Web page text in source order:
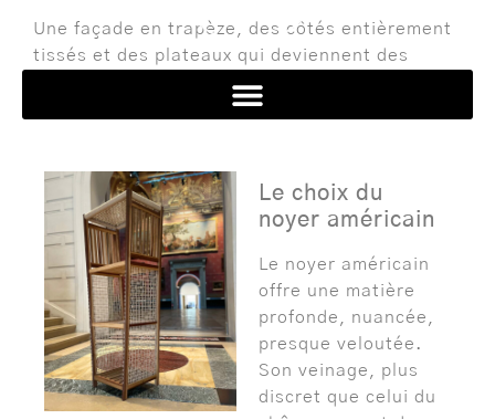
Une façade en trapèze, des côtés entièrement
tissés et des plateaux qui deviennent des
clayettes. Il ne s’agit plus seulement de
contenir, il s’agit de structurer l’espace.
Le choix du
noyer américain
Le noyer américain
offre une matière
profonde, nuancée,
presque veloutée.
Son veinage, plus
discret que celui du